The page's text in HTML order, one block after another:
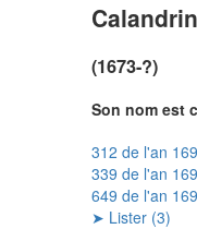
(1673-?)
Son nom est
312 de l'an
339 de l'an
649 de l'an
➤ Lister (3)